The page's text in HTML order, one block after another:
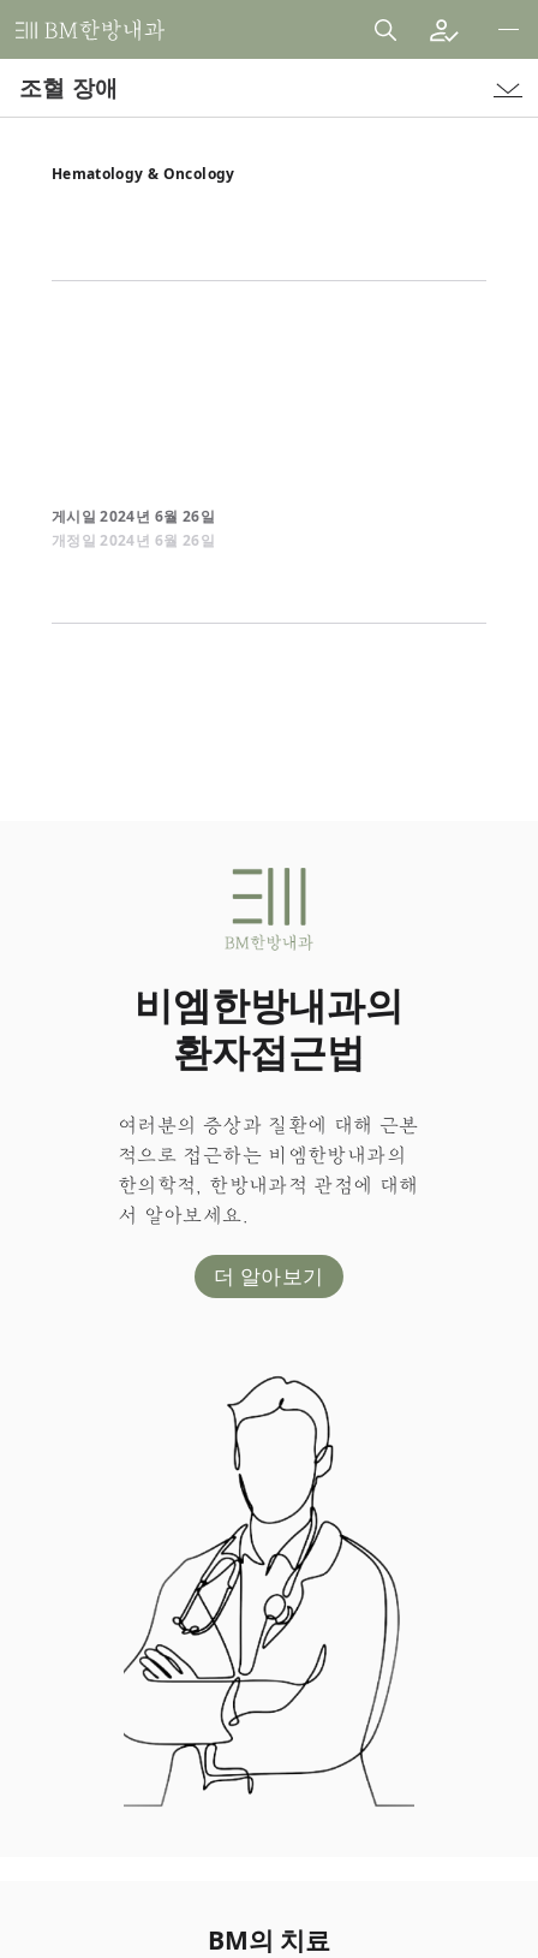
비
한
조혈 장애
Hematology & Oncology
게시일2024년 6월 26일
개정일2024년 6월 26일
비엠한방내과의
환자접근법
여러분의 증상과 질환에 대해 근본
적으로 접근하는 비엠한방내과의
한의학적, 한방내과적 관점에 대해
서 알아보세요.
더 알아보기
BM의 치료